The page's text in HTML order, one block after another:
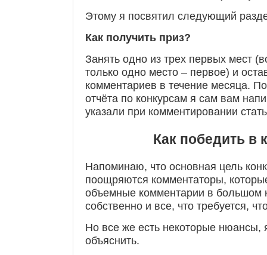
Этому я посвятил следующий
Как получить приз?
Занять одно из трех первых мест
только одно место – первое) и
комментариев в течение месяца.
отчёта по конкурсам я сам вам
указали при комментировании
Как победить в
Напоминаю, что основная цель
поощряются комментаторы,
объемные комментарии в большом
собственно и все, что требуется,
Но все же есть некоторые нюансы,
объяснить.